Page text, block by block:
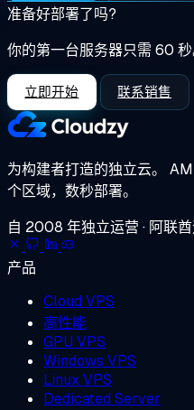
准备好部署了吗?
你的第一台服务器只需 60 秒
立即开始 联系销售
为构建者打造的独立云。
个区域，数秒部署。
自 2008 年独立运营 · 阿联
产品
Cloud VPS
高性能
GPU VPS
Windows VPS
Linux VPS
Dedicated Server